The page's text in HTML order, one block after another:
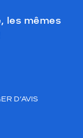
les mêmes
D’AVIS